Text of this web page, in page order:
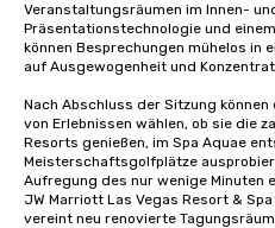
Veranstaltungsräumen im Innen-
Präsentationstechnologie und
können Besprechungen mühelos in
auf Ausgewogenheit und
Nach Abschluss der Sitzung können
von Erlebnissen wählen, ob sie die
Resorts genießen, im Spa Aquae
Meisterschaftsgolfplätze
Aufregung des nur wenige Minuten
JW Marriott Las Vegas Resort &
vereint neu renovierte